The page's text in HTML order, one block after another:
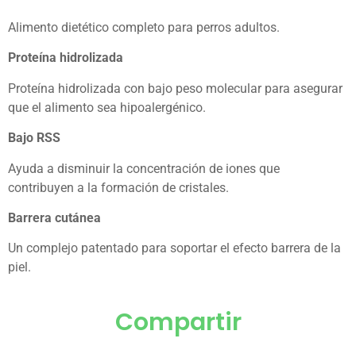
Alimento dietético completo para perros adultos.
Proteína hidrolizada
Proteína hidrolizada con bajo peso molecular para asegurar
que el alimento sea hipoalergénico.
Bajo RSS
Ayuda a disminuir la concentración de iones que
contribuyen a la formación de cristales.
Barrera cutánea
Un complejo patentado para soportar el efecto barrera de la
piel.
Compartir